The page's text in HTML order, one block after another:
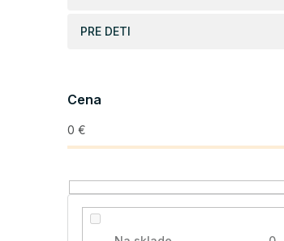
PRE DETI
Cena
0 €